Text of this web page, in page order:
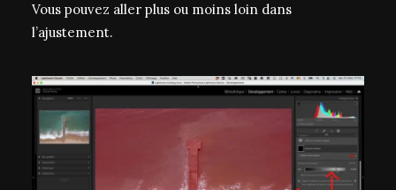
Vous pouvez aller plus ou moins loin dans
l’ajustement.